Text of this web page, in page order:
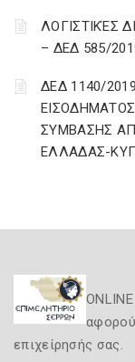
ΛΟΓΙΣΤΙΚΈΣ
– ΔΕΔ 585/
ΔΕΔ 1140/
ΣΥΜΒΑΣΗΣ
ΕΛΛΑΔΑΣ-
επιχείρησής σας.